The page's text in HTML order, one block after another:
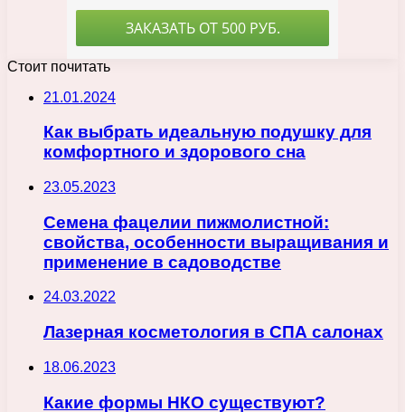
Стоит почитать
21.01.2024
Как выбрать идеальную подушку для
комфортного и здорового сна
23.05.2023
Семена фацелии пижмолистной:
свойства, особенности выращивания и
применение в садоводстве
24.03.2022
Лазерная косметология в СПА салонах
18.06.2023
Какие формы НКО существуют?